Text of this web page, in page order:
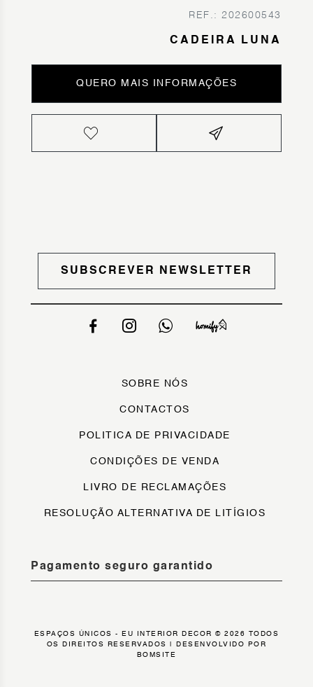
REF.: 202600543
CADEIRA LUNA
QUERO MAIS INFORMAÇÕES
SUBSCREVER NEWSLETTER
SOBRE NÓS
CONTACTOS
POLITICA DE PRIVACIDADE
CONDIÇÕES DE VENDA
LIVRO DE RECLAMAÇÕES
RESOLUÇÃO ALTERNATIVA DE LITÍGIOS
Pagamento seguro garantido
ESPAÇOS ÚNICOS - EU INTERIOR DECOR © 2026 TODOS
OS DIREITOS RESERVADOS | DESENVOLVIDO POR
BOMSITE